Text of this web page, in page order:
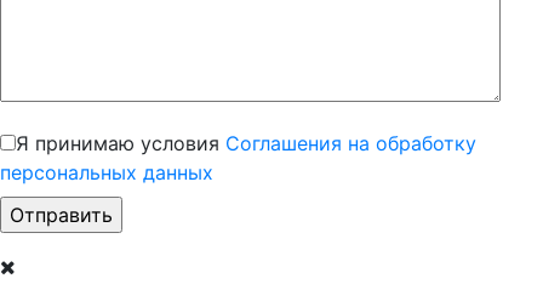
Я принимаю условия Соглашения на обработку
персональных данных